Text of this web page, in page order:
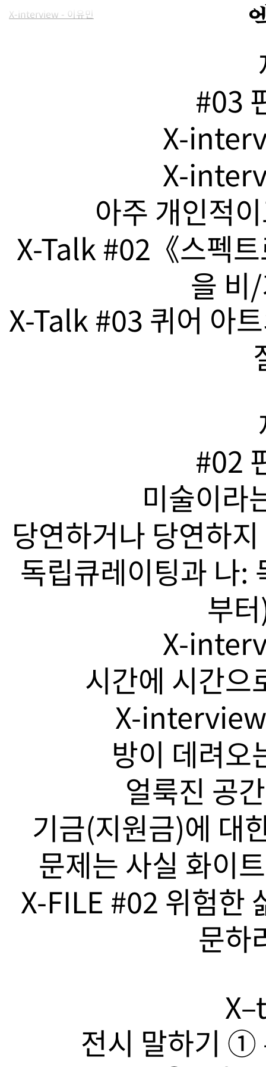
#03
X-
X-
아주 개인적
X-Talk #02《스펙
을 비
X-Talk #03 퀴어 아
#02
미술이라
당연하거나 당연하
독립큐레이팅과 나:
부
X-
시간에 시간으
X-
방이 데려오
얼룩진 공
기금(지원금)에 대
문제는 사실 화이
X-FILE #02 위험한
문하
전시 말하기 ➀
X-interview - 이유민